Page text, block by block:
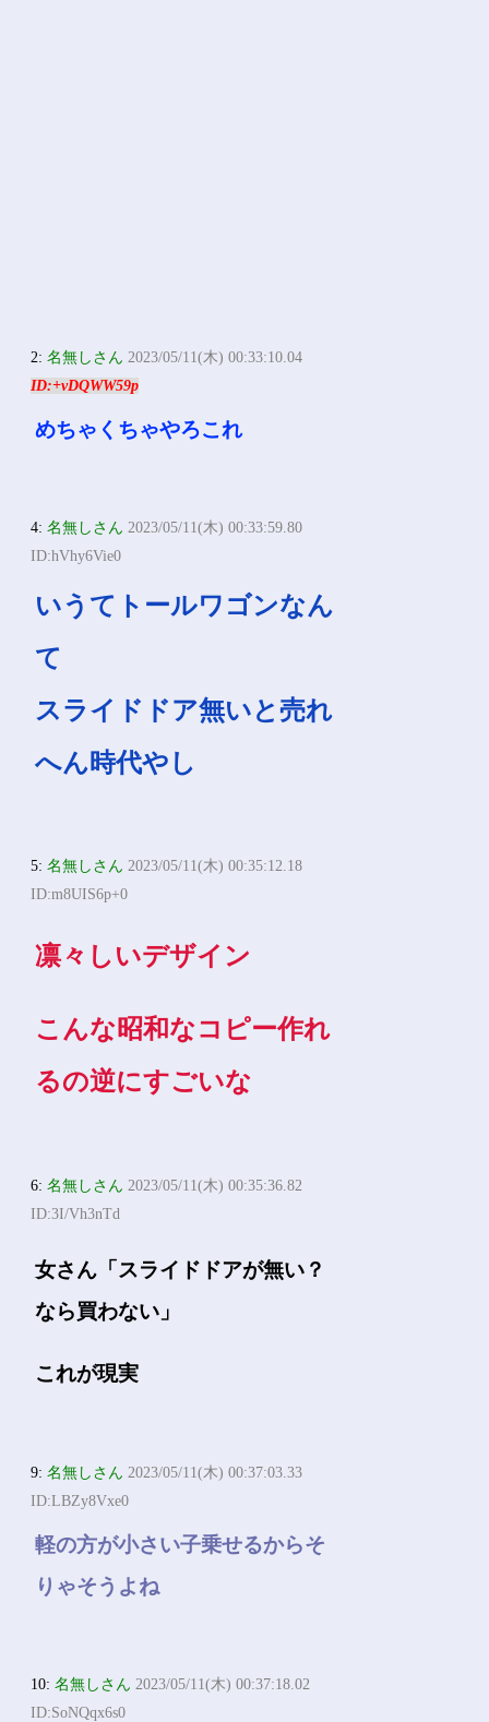
2:名無しさん 2023/05/11(木) 00:33:10.04
ID:+vDQWW59p
めちゃくちゃやろこれ
4:名無しさん 2023/05/11(木) 00:33:59.80
ID:hVhy6Vie0
いうてトールワゴンなん
て
スライドドア無いと売れ
へん時代やし
5:名無しさん 2023/05/11(木) 00:35:12.18
ID:m8UIS6p+0
凛々しいデザイン
こんな昭和なコピー作れ
るの逆にすごいな
6:名無しさん 2023/05/11(木) 00:35:36.82
ID:3I/Vh3nTd
女さん「スライドドアが無い？
なら買わない」
これが現実
9:名無しさん 2023/05/11(木) 00:37:03.33
ID:LBZy8Vxe0
軽の方が小さい子乗せるからそ
りゃそうよね
10:名無しさん 2023/05/11(木) 00:37:18.02
ID:SoNQqx6s0